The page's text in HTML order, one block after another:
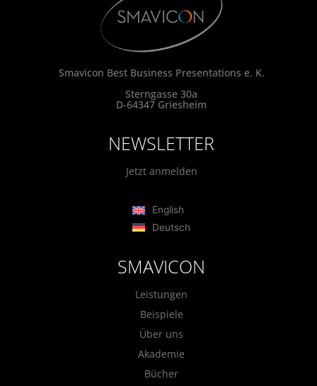
Smavicon Best Business Presentations e. K.
Sterngasse 30a
D-64347 Griesheim
NEWSLETTER
Jetzt anmelden
English
Deutsch
SMAVICON
Leistungen
Beispiele
Über uns
Akademie
Bücher